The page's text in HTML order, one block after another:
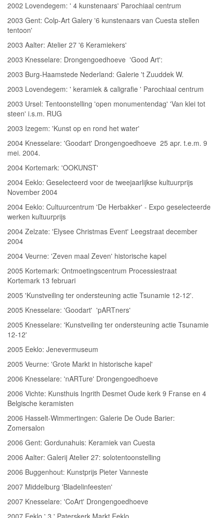
2002 Lovendegem: ' 4 kunstenaars' Parochiaal centrum
2003 Gent: Colp-Art Galery '6 kunstenaars van Cuesta stellen
tentoon'
2003 Aalter: Atelier 27 '6 Keramiekers'
2003 Knesselare: Drongengoedhoeve 'Good Art':
2003 Burg-Haamstede Nederland: Galerie 't Zuuddek W.
2003 Lovendegem: ' keramiek & caligrafie ' Parochiaal centrum
2003 Ursel: Tentoonstelling 'open monumentendag' 'Van klei tot
steen' i.s.m. RUG
2003 Izegem: 'Kunst op en rond het water'
2004 Knesselare: 'Goodart' Drongengoedhoeve 25 apr. t.e.m. 9
mei. 2004.
2004 Kortemark: 'OOKUNST'
2004 Eeklo: Geselecteerd voor de tweejaarlijkse kultuurprijs
November 2004
2004 Eeklo: Cultuurcentrum 'De Herbakker' - Expo geselecteerde
werken kultuurprijs
2004 Zelzate: 'Elysee Christmas Event' Leegstraat december
2004
2004 Veurne: 'Zeven maal Zeven' historische kapel
2005 Kortemark: Ontmoetingscentrum Processiestraat
Kortemark 13 februari
2005 'Kunstveiling ter ondersteuning actie Tsunamie 12-12'.
2005 Knesselare: 'Goodart' 'pARTners'
2005 Knesselare: 'Kunstveiling ter ondersteuning actie Tsunamie
12-12'
2005 Eeklo: Jenevermuseum
2005 Veurne: 'Grote Markt in historische kapel'
2006 Knesselare: 'nARTure' Drongengoedhoeve
2006 Vichte: Kunsthuis Ingrith Desmet Oude kerk 9 Franse en 4
Belgische keramisten
2006 Hasselt-Wimmertingen: Galerie De Oude Barier:
Zomersalon
2006 Gent: Gordunahuis: Keramiek van Cuesta
2006 Aalter: Galerij Atelier 27: solotentoonstelling
2006 Buggenhout: Kunstprijs Pieter Vanneste
2007 Middelburg 'Bladelinfeesten'
2007 Knesselare: 'CoArt' Drongengoedhoeve
2007 Eeklo ' 3 ' Paterskerk Markt Eeklo